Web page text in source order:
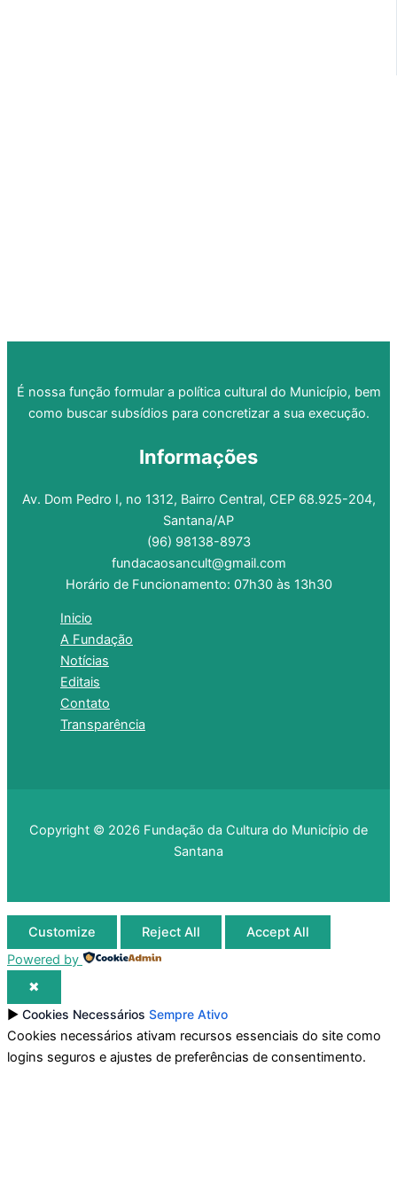
É nossa função formular a política cultural do Município, bem
como buscar subsídios para concretizar a sua execução.
Informações
Av. Dom Pedro I, no 1312, Bairro Central, CEP 68.925-204,
Santana/AP
(96) 98138-8973
fundacaosancult@gmail.com
Horário de Funcionamento: 07h30 às 13h30
Inicio
A Fundação
Notícias
Editais
Contato
Transparência
Copyright © 2026 Fundação da Cultura do Município de
Santana
Customize Reject All
Accept All
Powered by
✖
► Cookies Necessários Sempre Ativo
Cookies necessários ativam recursos essenciais do site como
logins seguros e ajustes de preferências de consentimento.